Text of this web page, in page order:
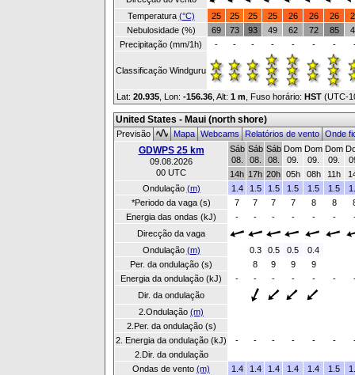
Temperatura (°C) 25 25 25 25 26 26 26
Nebulosidade (%)
69 73 93 49 62 72 85
Precipitação (mm/1h)
- - - - - - -
Classificação Windguru
Lat: 20.935 , Lon: -156.36 Alt: 1 m , Fuso horário: HST (UTC-
United States - Maui (north shore)
Previsão MapaWebcamsRelatórios de ventoOnde
GDWPS 25 km
09.08.2026
00 UTC
Sáb
08.
Sáb
08.
Sáb
08.
Dom
09.
Dom
09.
Dom
09.
14h 17h 20h 05h 08h 11h
Ondulação (m) 1.4 1.5 1.5 1.5 1.5 1.5
*Periodo da vaga (s)
7 7 7 7 8 8
Energia das ondas (kJ)
- - - - - -
Direcção da vaga
Ondulação (m) 0.3 0.5 0.5
0.4
Per. da ondulação (s)
8 9 9
9
Energia da ondulação (kJ)
- - - - - -
Dir. da ondulação
2.Ondulação (m)
2.Per. da ondulação (s)
2. Energia da ondulação (kJ)
- - - - - -
2.Dir. da ondulação
Ondas de vento (m) 1.4 1.4 1.4 1.4 1.4 1.5